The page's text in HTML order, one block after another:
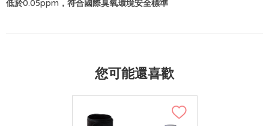
低於0.05ppm，符合國際臭氧環境安全標準
您可能還喜歡